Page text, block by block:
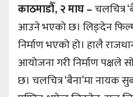
काठमाडौँ, २ माघ –चलचित्र
आउने भएको छ। लिङ्देन
निर्माण भएको हो। हालै
आयोजना गरी निर्माण पक्षले
छ। चलचित्र ‘बैना’मा नायक